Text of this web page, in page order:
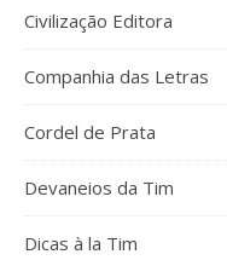
Civilização Editora
Companhia das Letras
Cordel de Prata
Devaneios da Tim
Dicas à la Tim